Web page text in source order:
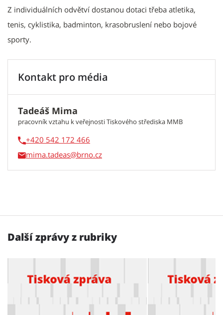
Z individuálních odvětví dostanou dotaci třeba atletika,
tenis, cyklistika, badminton, krasobruslení nebo bojové
sporty.
Kontakt pro média
Tadeáš Mima
pracovník vztahu k veřejnosti Tiskového střediska MMB
+420 542 172 466
mima.tadeas
Další zprávy z rubriky